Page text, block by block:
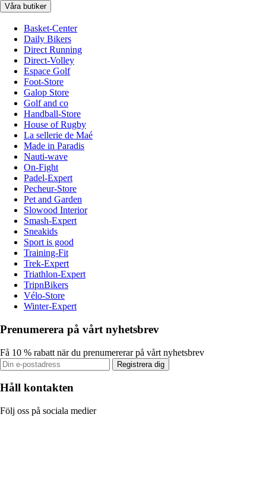
Våra butiker
Basket-Center
Daily Bikers
Direct Running
Direct-Volley
Espace Golf
Foot-Store
Galop Store
Golf and co
Handball-Store
House of Rugby
La sellerie de Maé
Made in Paradis
Nauti-wave
On-Fight
Padel-Expert
Pecheur-Store
Pet and Garden
Slowood Interior
Smash-Expert
Sneakids
Sport is good
Training-Fit
Trek-Expert
Triathlon-Expert
TripnBikers
Vélo-Store
Winter-Expert
Prenumerera på vårt nyhetsbrev
Få 10 % rabatt när du prenumererar på vårt nyhetsbrev
Registrera dig
Håll kontakten
Följ oss på sociala medier